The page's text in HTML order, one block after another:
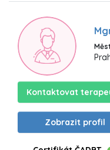
Kontaktovat
Zobrazit profil